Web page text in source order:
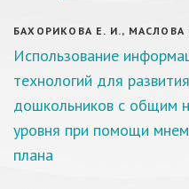
БАХОРИКОВА Е. И., МАСЛОВА
Использование
технологий для
дошкольников с общим
уровня при помощи
плана